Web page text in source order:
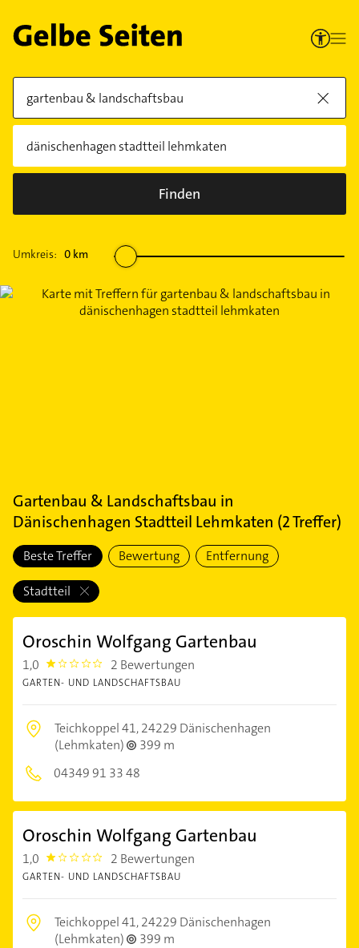
Finden
Umkreis: 0 km
Gartenbau & Landschaftsbau in
Dänischenhagen Stadtteil Lehmkaten (2Treffer)
Beste Treffer Bewertung Entfernung
Stadtteil
Oroschin Wolfgang Gartenbau
1,0 1.0 2 Bewertungen
GARTEN- UND LANDSCHAFTSBAU
Teichkoppel 41,24229 Dänischenhagen
(Lehmkaten)
399 m
04349 91 33 48
Oroschin Wolfgang Gartenbau
1,0 1.0 2 Bewertungen
GARTEN- UND LANDSCHAFTSBAU
Teichkoppel 41,24229 Dänischenhagen
(Lehmkaten)
399 m